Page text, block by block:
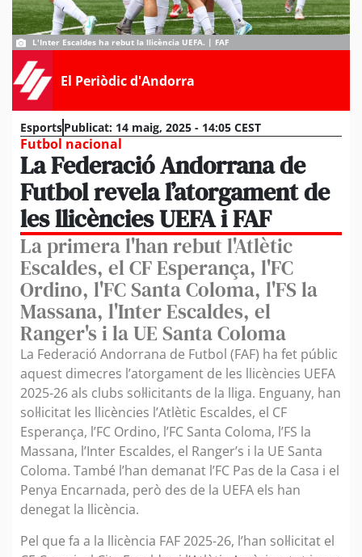
L'Inter Escaldes ha rebut la llicència UEFA. | FAF
El Periòdic d'Andorra
EsportsPublicat: 14 maig, 2025 - 14:05 CEST
Futbol nacional
La Federació Andorrana de
Futbol revela l’atorgament de
les llicències UEFA i FAF
La primera l'han rebut l'Atlètic
Escaldes, el CF Esperança, l'FC
Ordino, l'FC Santa Coloma, l'FS la
Massana, l'Inter Escaldes, el
Ranger's i la UE Santa Coloma
La Federació Andorrana de Futbol (FAF) ha fet públic
aquest dimecres l’atorgament de les llicències UEFA
2025-26 als clubs sol·licitants de la lliga. Enguany, han
sol·licitat les llicències l’Atlètic Escaldes, el CF
Esperança, l’FC Ordino, l’FC Santa Coloma, l’FS la
Massana, l’Inter Escaldes, el Ranger’s i la UE Santa
Coloma. També l’han demanat l’FC Pas de la Casa i el
Penya Encarnada, però des de la UEFA els han
denegat la llicència.
Pel que fa a la llicència FAF 2025-26, l’han sol·licitat el